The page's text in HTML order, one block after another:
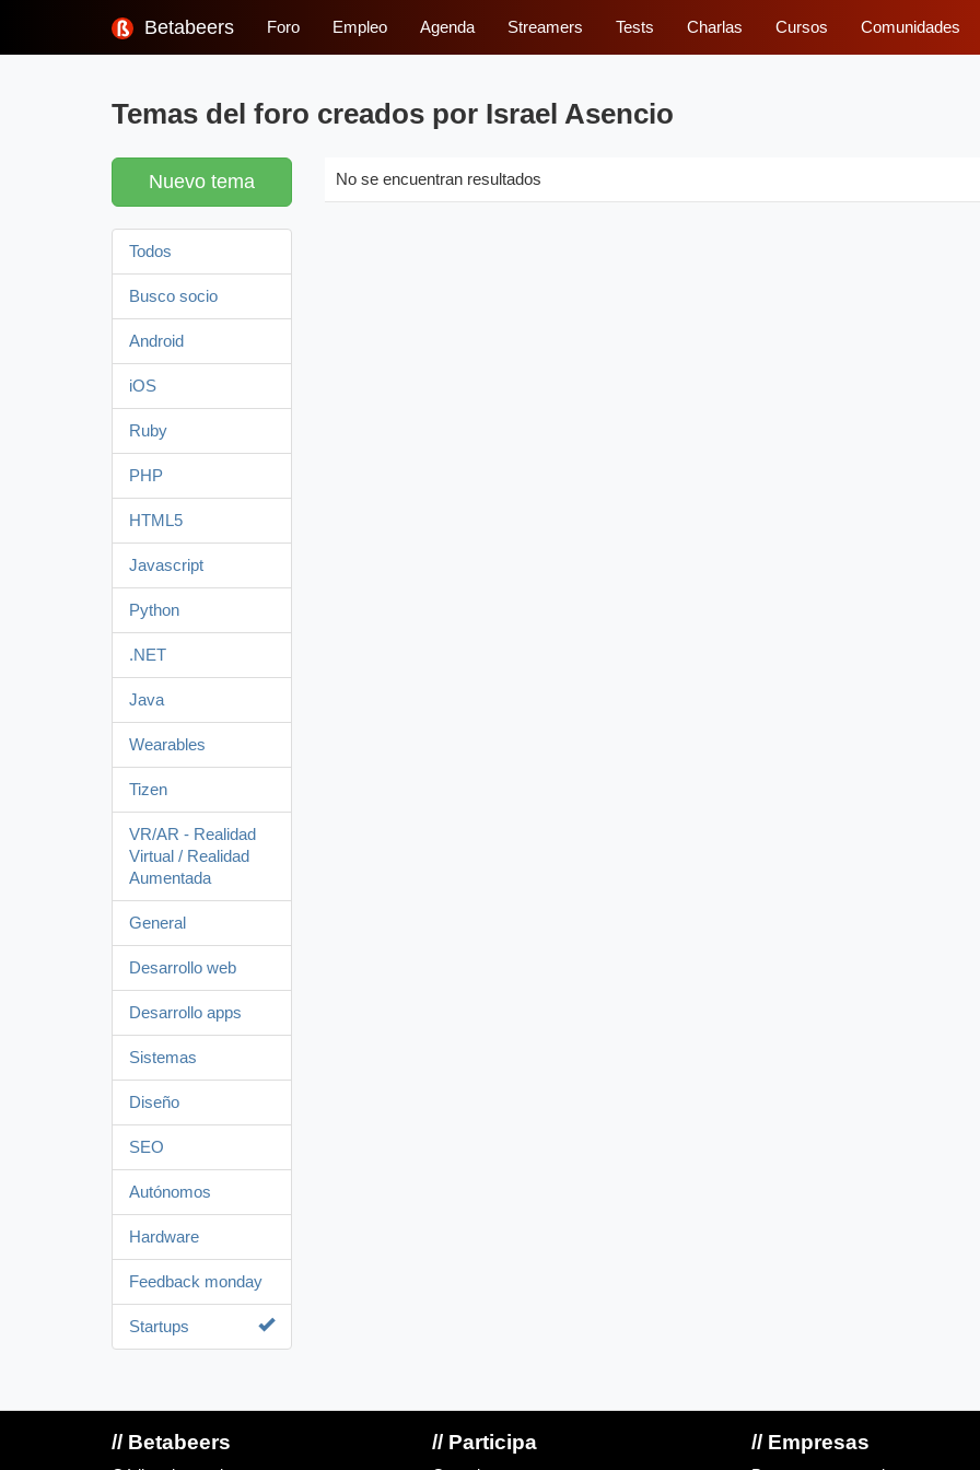
Betabeers Foro Empleo Agenda Streamers Tests Charlas Cursos Comunidades
Temas del foro creados por Israel Asencio
Nuevo tema
Todos
Busco socio
Android
iOS
Ruby
PHP
HTML5
Javascript
Python
.NET
Java
Wearables
Tizen
VR/AR - Realidad
Virtual / Realidad
Aumentada
General
Desarrollo web
Desarrollo apps
Sistemas
Diseño
SEO
Autónomos
Hardware
Feedback monday
Startups
No se encuentran resultados
// Betabeers // Participa // Empresas